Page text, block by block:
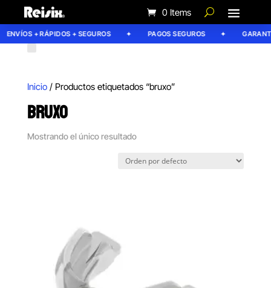
0 Items
ENVÍOS + RÁPIDOS + SEGUROS PAGOS SEGUROS
Inicio/ Productos etiquetados “bruxo”
BRUXO
Mostrando el único resultado